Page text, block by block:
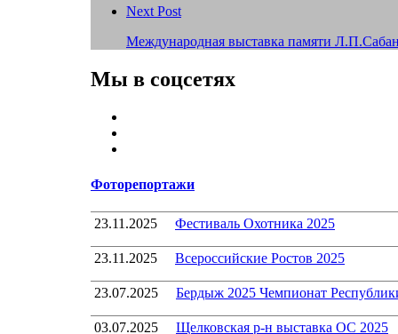
Next Post
Международная выставка памяти
Мы в соцсетях
Фоторепортажи
23.11.2025 Фестиваль Охотника 2025
23.11.2025 Всероссийские Ростов 2025
23.07.2025 Бердыж 2025 Чемпионат
03.07.2025 Щелковская р-н выставка ОС 2025